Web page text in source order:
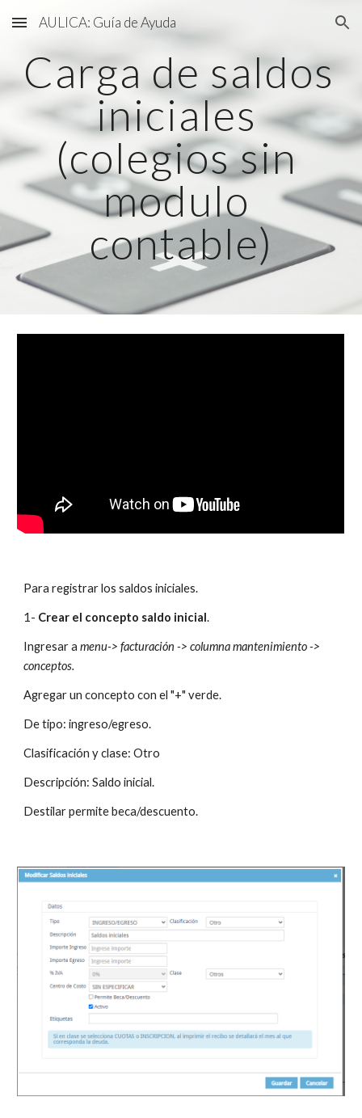
Skip to main content Skip to navigation
AULICA: Guía de Ayuda
Carga de saldos
iniciales
(colegios sin
modulo
contable)
Para registrar los saldos iniciales.
1- Crear el concepto saldo inicial.
Ingresar a menu-> facturación -> columna mantenimiento ->
conceptos.
Agregar un concepto con el "+" verde.
De tipo: ingreso/egreso.
Clasificación y clase: Otro
Descripción: Saldo inicial.
Destilar permite beca/descuento.